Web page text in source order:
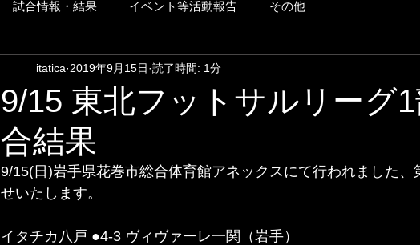
試合情報・結果 イベント等活動報告 その他
9/15 東北フットサルリーグ
合結果
itatica 2019年9月15日 読了時間: 1分
9/15(日)岩手県花巻市総合体育館アネックスにて行われました、
せいたします。
イタチカ八戸 ●4-3 ヴィヴァーレ一関（岩手）